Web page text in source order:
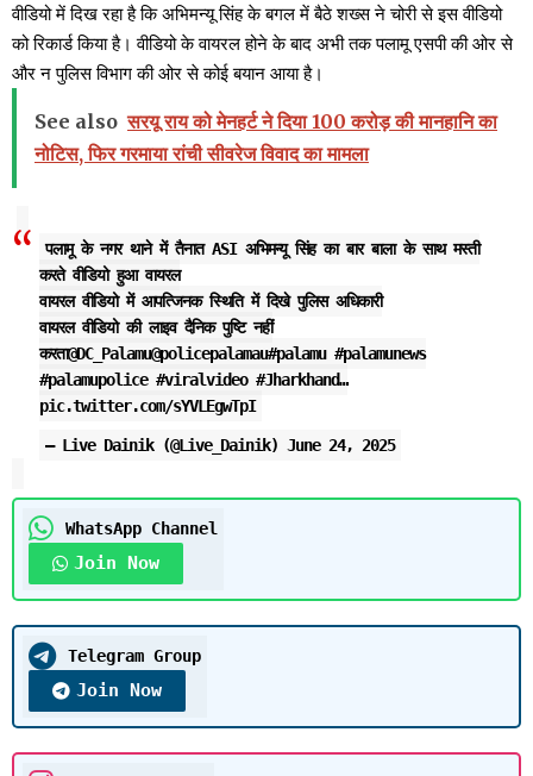
वीडियो में दिख रहा है कि अभिमन्यू सिंह के बगल में बैठे शख्स ने चोरी से इस वीडियो
को रिकार्ड किया है। वीडियो के वायरल होने के बाद अभी तक पलामू एसपी की ओर से
और न पुलिस विभाग की ओर से कोई बयान आया है।
See also सरयू राय को मेनहर्ट ने दिया 100 करोड़ की मानहानि का
नोटिस, फिर गरमाया रांची सीवरेज विवाद का मामला
पलामू के नगर थाने में तैनात ASI अभिमन्यू सिंह का बार बाला के साथ मस्ती
करते वीडियो हुआ वायरल
वायरल वीडियो में आपत्जिनक स्थिति में दिखे पुलिस अधिकारी
वायरल वीडियो की लाइव दैनिक पुष्टि नहीं
करता@DC_Palamu@policepalamau#palamu #palamunews
#palamupolice #viralvideo #Jharkhand…
pic.twitter.com/sYVLEgwTpI
— Live Dainik (@Live_Dainik) June 24, 2025
WhatsApp Channel
Join Now
Telegram Group
Join Now